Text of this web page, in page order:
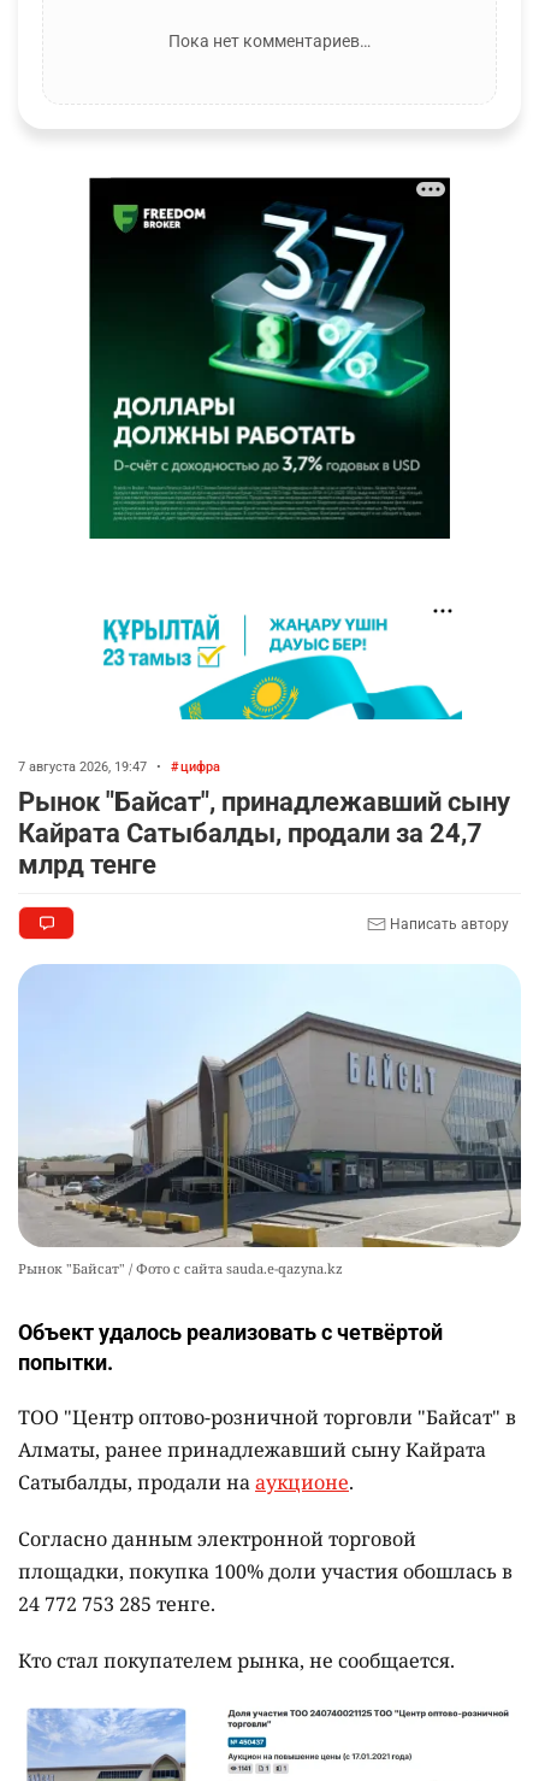
Пока нет комментариев…
7 августа 2026, 19:47 • цифра
Рынок "Байсат", принадлежавший сыну
Кайрата Сатыбалды, продали за 24,7
млрд тенге
Написать автору
Рынок "Байсат" / Фото с сайта sauda.e-qazyna.kz
Объект удалось реализовать с четвёртой
попытки.
ТОО "Центр оптово-розничной торговли "Байсат" в
Алматы, ранее принадлежавший сыну Кайрата
Сатыбалды, продали нааукционе.
Согласно данным электронной торговой
площадки, покупка 100% доли участия обошлась в
24 772 753 285 тенге.
Кто стал покупателем рынка, не сообщается.